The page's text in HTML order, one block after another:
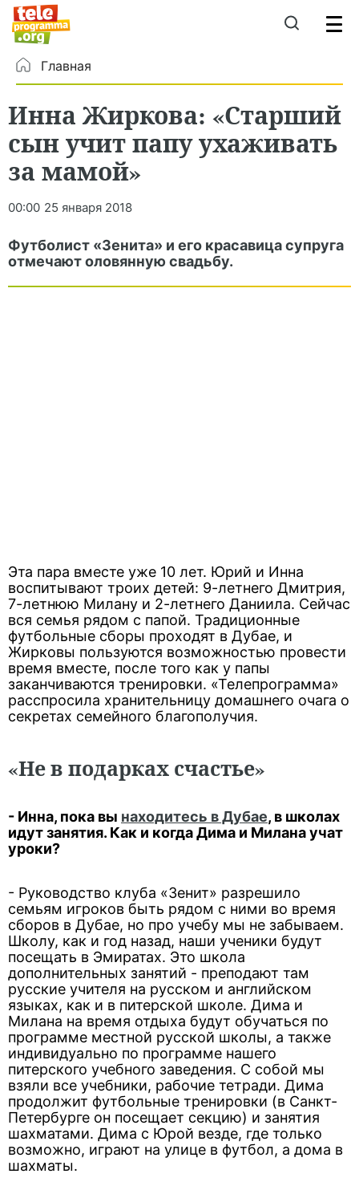
Главная
Инна Жиркова: «Старший
сын учит папу ухаживать
за мамой»
00:00 25 января 2018
Футболист «Зенита» и его красавица супруга
отмечают оловянную свадьбу.
Эта пара вместе уже 10 лет. Юрий и Инна
воспитывают троих детей: 9-летнего Дмитрия,
7-летнюю Милану и 2-летнего Даниила. Сейчас
вся семья рядом с папой. Традиционные
футбольные сборы проходят в Дубае, и
Жирковы пользуются возможностью провести
время вместе, после того как у папы
заканчиваются тренировки. «Телепрограмма»
расспросила хранительницу домашнего очага о
секретах семейного благополучия.
«Не в подарках счастье»
- Инна, пока вы находитесь в Дубае, в школах
идут занятия. Как и когда Дима и Милана учат
уроки?
- Руководство клуба «Зенит» разрешило
семьям игроков быть рядом с ними во время
сборов в Дубае, но про учебу мы не забываем.
Школу, как и год назад, наши ученики будут
посещать в Эмиратах. Это школа
дополнительных занятий - преподают там
русские учителя на русском и английском
языках, как и в питерской школе. Дима и
Милана на время отдыха будут обучаться по
программе местной русской школы, а также
индивидуально по программе нашего
питерского учебного заведения. С собой мы
взяли все учебники, рабочие тетради. Дима
продолжит футбольные тренировки (в Санкт-
Петербурге он посещает секцию) и занятия
шахматами. Дима с Юрой везде, где только
возможно, играют на улице в футбол, а дома в
шахматы.